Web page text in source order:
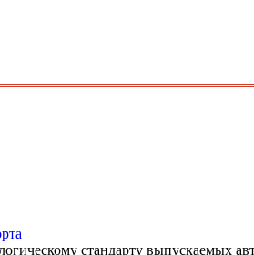
стандарту выпускаемых